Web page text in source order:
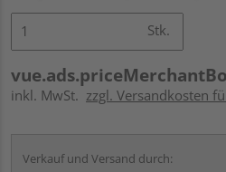
Stk.
inkl. MwSt. zzgl. Versandkosten
Verkauf und Versand durch: